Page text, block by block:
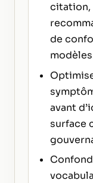
citation,
de
avant
surface